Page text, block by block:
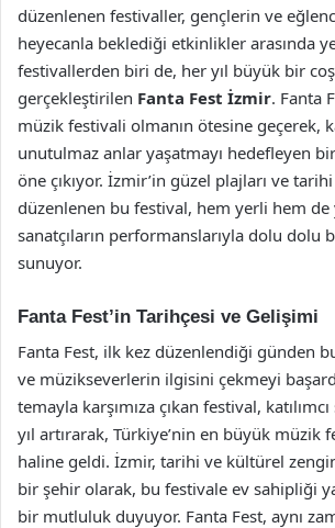
düzenlenen festivaller, gençlerin ve
heyecanla beklediği etkinlikler arasında
festivallerden biri de, her yıl büyük bir
gerçekleştirilen Fanta Fest İzmir. Fanta
müzik festivali olmanın ötesine geçerek,
unutulmaz anlar yaşatmayı hedefleyen
öne çıkıyor. İzmir’in güzel plajları ve
düzenlenen bu festival, hem yerli hem de
sanatçıların performanslarıyla dolu dolu
sunuyor.
Fanta Fest’in Tarihçesi ve Gelişimi
Fanta Fest, ilk kez düzenlendiği günden
ve müzikseverlerin ilgisini çekmeyi
temayla karşımıza çıkan festival, katılımcı
yıl artırarak, Türkiye’nin en büyük müzik
haline geldi. İzmir, tarihi ve kültürel
bir şehir olarak, bu festivale ev sahipliği
bir mutluluk duyuyor. Fanta Fest, aynı